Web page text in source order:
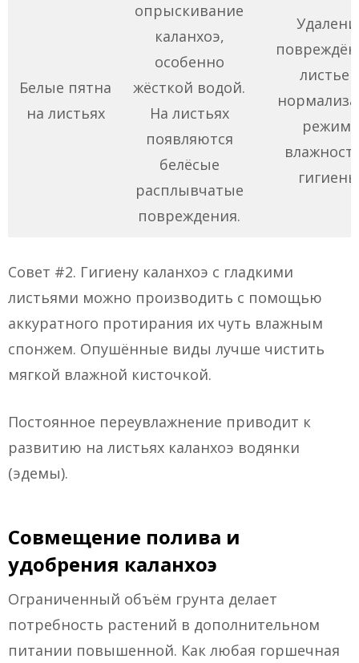
Белые пятна
на листьях
опрыскивание
каланхоэ,
особенно
жёсткой водой.
На листьях
появляются
белёсые
расплывчатые
повреждения.
режима
Совет #2. Гигиену каланхоэ с гладкими
листьями можно производить с помощью
аккуратного протирания их чуть влажным
спонжем. Опушённые виды лучше чистить
мягкой влажной кисточкой.
Постоянное переувлажнение приводит к
развитию на листьях каланхоэ водянки
(эдемы).
Совмещение полива и
удобрения каланхоэ
Ограниченный объём грунта делает
потребность растений в дополнительном
питании повышенной. Как любая горшечная